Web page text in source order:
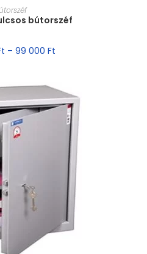
bútorszéf
– 99 000 Ft